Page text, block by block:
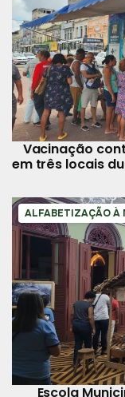
Vacinação
em três locais
ALFABETIZAÇÃO À
Escola